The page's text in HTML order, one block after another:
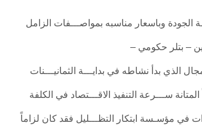
الجودة وباسعار مناسبه بمواصـــفات الزامل
– بتلر حكومي –
الذي بدأ نشاطه في بدايـــة الثمانيـــنات
ســـرعة التنفيذ الاقـــتصاد في الكلفة
في مؤسـسة ابتكار التظـــليل فقد كان لزاماً